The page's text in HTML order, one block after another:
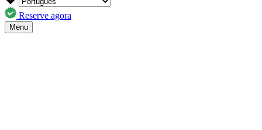
Reserve agora
Menu